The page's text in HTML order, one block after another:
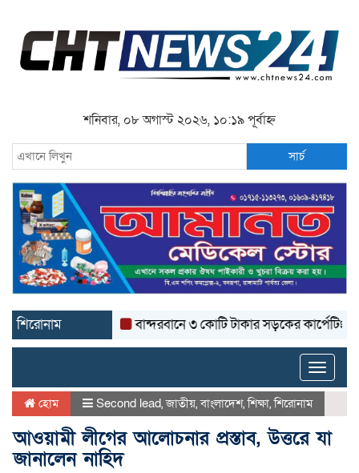
শনিবার, ০৮ অগাস্ট ২০২৬, ১০:১৯ পূর্বাহ্ন
সার্চ
শিরোনাম বান্দরবানে ৩ কোটি টাকার সড়কের কার্পেটিং উঠে
Toggle
হোম Second lead,জাতীয়,বাংলাদেশ,শিক্ষা,শিরোনাম
আওয়ামী লীগের আলোচনার প্রস্তাব, উত্তরে যা
জানালেন নাহিদ